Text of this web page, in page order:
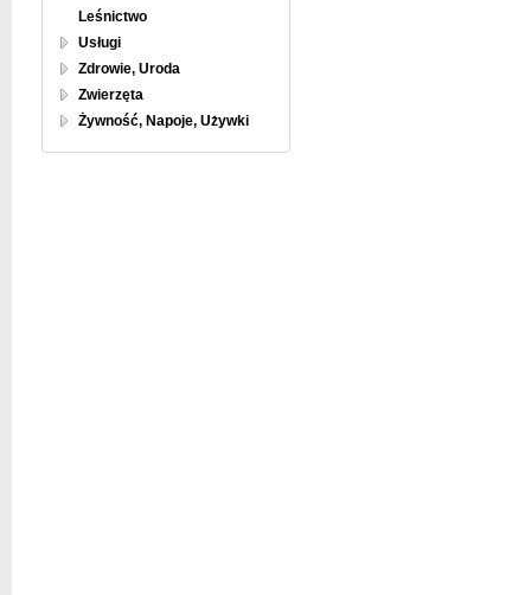
Leśnictwo
Usługi
Zdrowie, Uroda
Zwierzęta
Żywność, Napoje, Używki